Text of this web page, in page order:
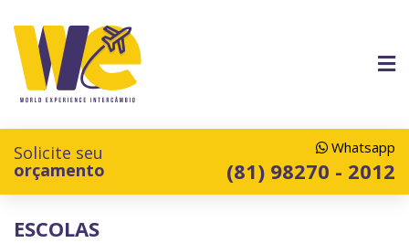
Solicite seu
orçamento
Whatsapp
(81) 98270 - 2012
ESCOLAS